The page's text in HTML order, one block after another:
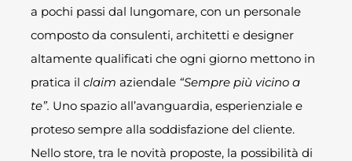
a pochi passi dal lungomare, con un personale
composto da consulenti, architetti e designer
altamente qualificati che ogni giorno mettono in
pratica ilclaim aziendale “Sempre più vicino a
te”. Uno spazio all’avanguardia, esperienziale e
proteso sempre alla soddisfazione del cliente.
Nello store, tra le novità proposte, la possibilità di